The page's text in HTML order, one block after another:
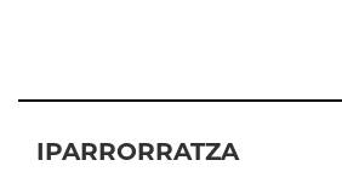
IPARRORRATZA